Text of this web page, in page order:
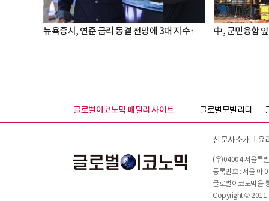
뉴욕증시, 연준 금리 동결 전망에 3대 지수↑ 中, 군민융합
글로벌이코노믹 패밀리 사이트 글로벌모빌리티
신문사소개 윤
(우)04004 서울특
등록번호 : 서울 아
글로벌이코노믹을
Copyright © 2011